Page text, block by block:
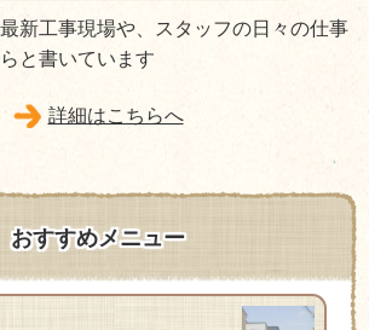
新工事現場や、スタッフの日々の仕事
と書いています
詳細はこちらへ
おすすめメニュー